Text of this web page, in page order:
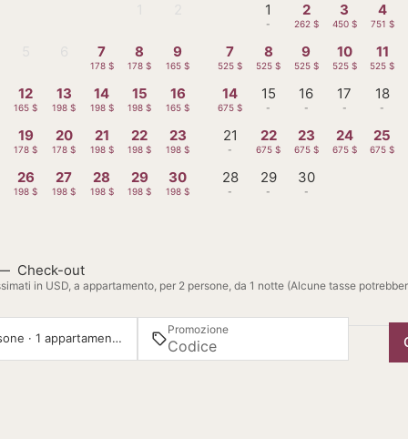
7
178 $
8
178 $
9
165 $
12
165 $
13
198 $
14
198 $
15
198 $
16
165 $
19
178 $
20
178 $
21
198 $
22
198 $
23
198 $
26
198 $
27
198 $
28
198 $
29
198 $
30
198 $
1
-
2
262 $
3
450 $
4
751 $
7
525 $
8
525 $
9
525 $
10
525 $
11
525 $
14
675 $
15
-
16
-
17
-
18
-
21
-
22
675 $
23
675 $
24
675 $
25
675 $
28
-
29
-
30
-
Check-out
in USD, a appartamento, per 2 persone, da 1 notte (Alcune tasse
2 persone · 1 appartamento
Promozione